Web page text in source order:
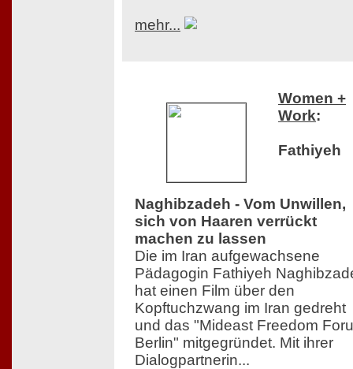
mehr...
Women +
Work:
Fathiyeh
Naghibzadeh - Vom Unwillen,
sich von Haaren verrückt
machen zu lassen
Die im Iran aufgewachsene
Pädagogin Fathiyeh
hat einen Film über den
Kopftuchzwang im Iran gedreht
und das "Mideast Freedom
Berlin" mitgegründet. Mit ihrer
Dialogpartnerin...